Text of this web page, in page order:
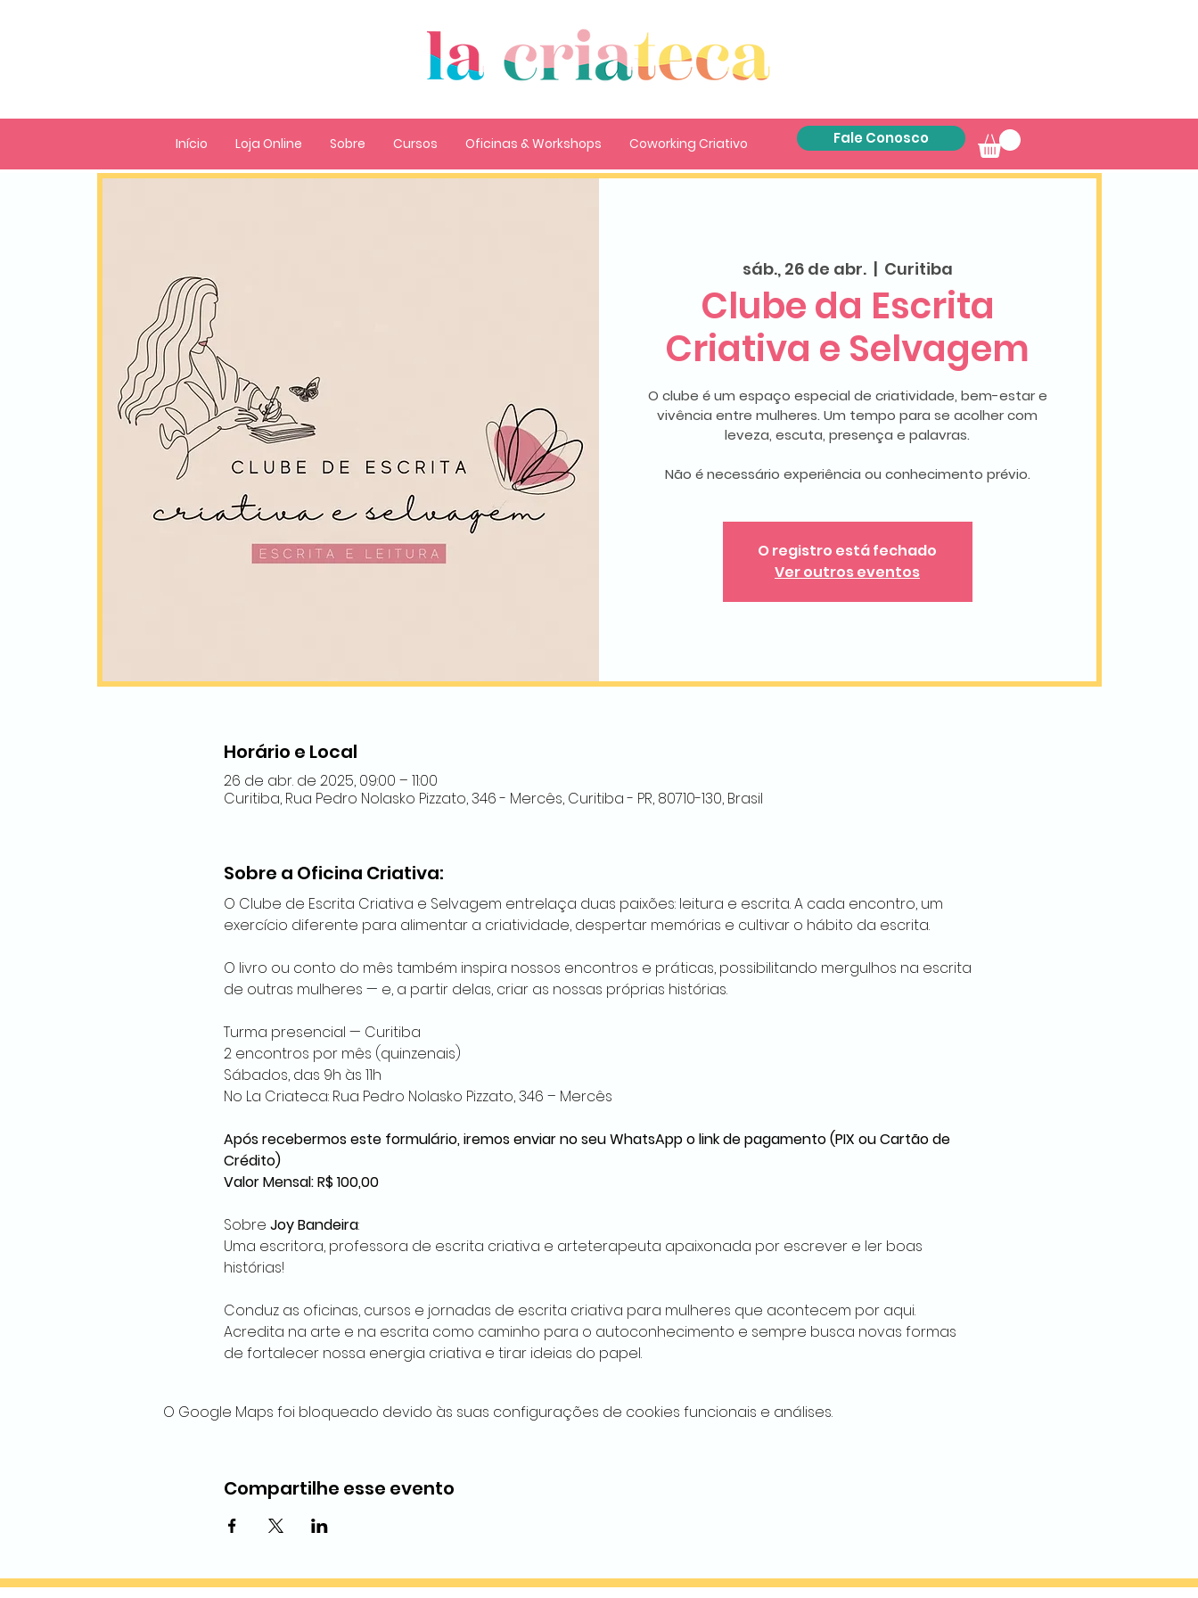
Início Loja Online Sobre Cursos Oficinas & Workshops Coworking Criativo Fale Conosco
sáb., 26 de abr.
  |
Curitiba
Clube da Escrita
Criativa e Selvagem
O clube é um espaço especial de criatividade, bem-estar e
vivência entre mulheres. Um tempo para se acolher com
leveza, escuta, presença e palavras.
Não é necessário experiência ou conhecimento prévio.
O registro está fechado
Ver outros eventos
Horário e Local
26 de abr. de 2025, 09:00 – 11:00
Curitiba, Rua Pedro Nolasko Pizzato, 346 - Mercês, Curitiba - PR, 80710-130, Brasil
Sobre a Oficina Criativa:
O Clube de Escrita Criativa e Selvagem entrelaça duas paixões: leitura e escrita. A cada encontro, um
exercício diferente para alimentar a criatividade, despertar memórias e cultivar o hábito da escrita.
O livro ou conto do mês também inspira nossos encontros e práticas, possibilitando mergulhos na escrita
de outras mulheres — e, a partir delas, criar as nossas próprias histórias.
Turma presencial — Curitiba
2 encontros por mês (quinzenais)
Sábados, das 9h às 11h
No La Criateca: Rua Pedro Nolasko Pizzato, 346 – Mercês
Após recebermos este formulário, iremos enviar no seu WhatsApp o link de pagamento (PIX ou Cartão de
Crédito)
Valor Mensal: R$ 100,00
Sobre Joy Bandeira:
Uma escritora, professora de escrita criativa e arteterapeuta apaixonada por escrever e ler boas
histórias!
Conduz as oficinas, cursos e jornadas de escrita criativa para mulheres que acontecem por aqui.
Acredita na arte e na escrita como caminho para o autoconhecimento e sempre busca novas formas
de fortalecer nossa energia criativa e tirar ideias do papel.
O Google Maps foi bloqueado devido às suas configurações de cookies funcionais e análises.
Compartilhe esse evento